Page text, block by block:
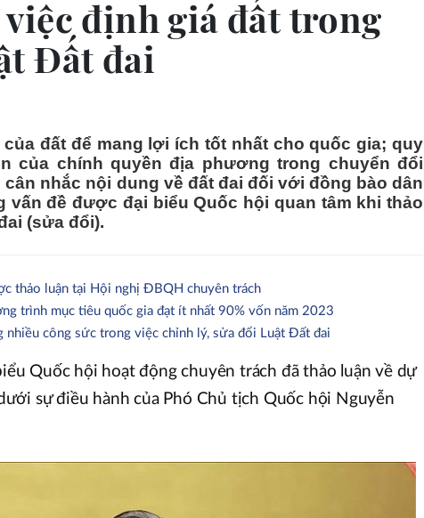
định giá đất trong
Đất đai
đất để mang lợi ích tốt nhất cho quốc gia; quy
của chính quyền địa phương trong chuyển đổi
nhắc nội dung về đất đai đối với đồng bào dân
vấn đề được đại biểu Quốc hội quan tâm khi thảo
(sửa đổi).
thảo luận tại Hội nghị ĐBQH chuyên trách
trình mục tiêu quốc gia đạt ít nhất 90% vốn năm 2023
nhiều công sức trong việc chỉnh lý, sửa đổi Luật Đất đai
Quốc hội hoạt động chuyên trách đã thảo luận về dự
sự điều hành của Phó Chủ tịch Quốc hội Nguyễn